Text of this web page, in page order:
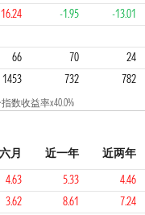
16.24 -1.95
-13.01
3 1 2
66 70
24
1453 732 782
数收益率x40.0%
月 近一年
近两年
4.63 5.33
4.46
3.62 8.61
7.24